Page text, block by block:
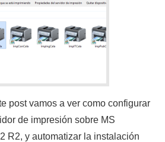
post vamos a ver como configurar
de impresión sobre MS
R2, y automatizar la instalación